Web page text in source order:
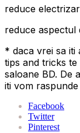
reduce
reduce aspectul
* daca vrei sa iti
tips and tricks
saloane BD. De
iti vom
Facebook
Twitter
Pinterest